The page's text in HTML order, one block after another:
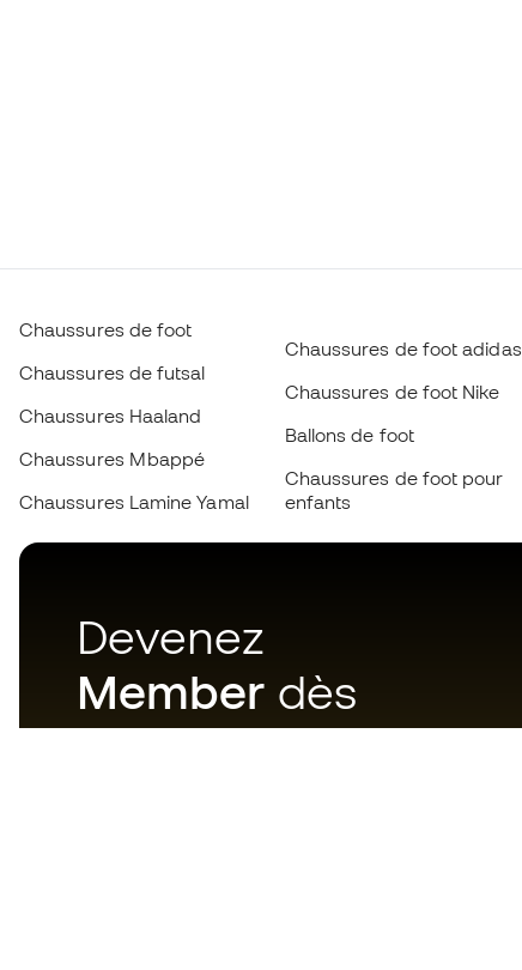
Chaussures de foot
Chaussures de futsal
Chaussures Haaland
Chaussures Mbappé
Chaussures Lamine Yamal
Chaussures de foot adidas
Chaussures de foot Nike
Ballons de foot
Chaussures de foot pour
enfants
Devenez
Member dès
maintenant